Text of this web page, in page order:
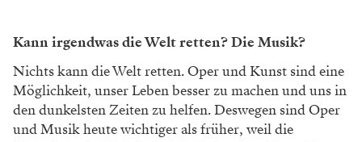
damit auch tief in die Natur der Person hinein. Es geht
uns um das tiefe und enge Verständnis der Natur.
Man kann die Idee der Freiheit nicht verstehen, ohne
die Idee der Natur der Person und der Natur des
Volkes zu begreifen.